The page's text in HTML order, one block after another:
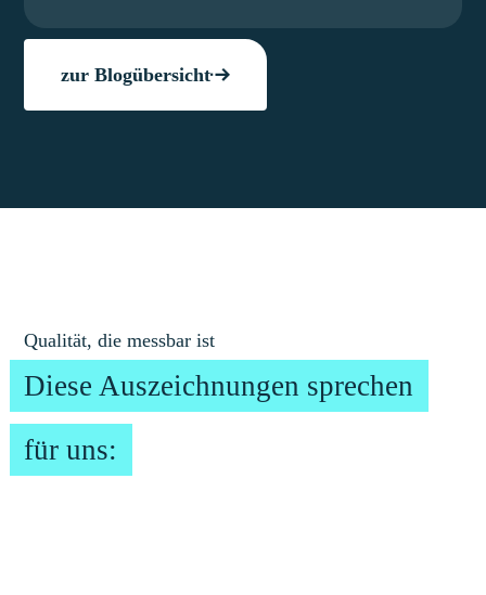
zur Blogübersicht
Qualität, die messbar ist
Diese Auszeichnungen sprechen
für uns: